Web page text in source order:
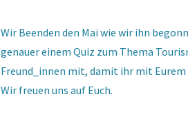
Wir Beenden den Mai wie wir ihn
genauer einem Quiz zum Thema
Freund_innen mit, damit ihr mit
Wir freuen uns auf Euch.